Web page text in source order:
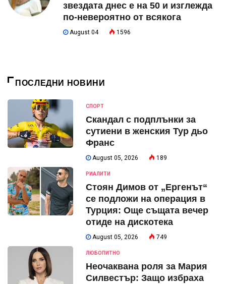
звездата днес е на 50 и изглежда
по-невероятно от всякога
August 04 1596
ПОСЛЕДНИ НОВИНИ
СПОРТ
Скандал с подплънки за
сутиени в женския Тур дьо
Франс
August 05, 2026 189
РИАЛИТИ
Стоян Димов от „Ергенът“
се подложи на операция в
Турция: Още същата вечер
отиде на дискотека
August 05, 2026 749
ЛЮБОПИТНО
Неочаквана роля за Мария
Силвестър: Защо избраха